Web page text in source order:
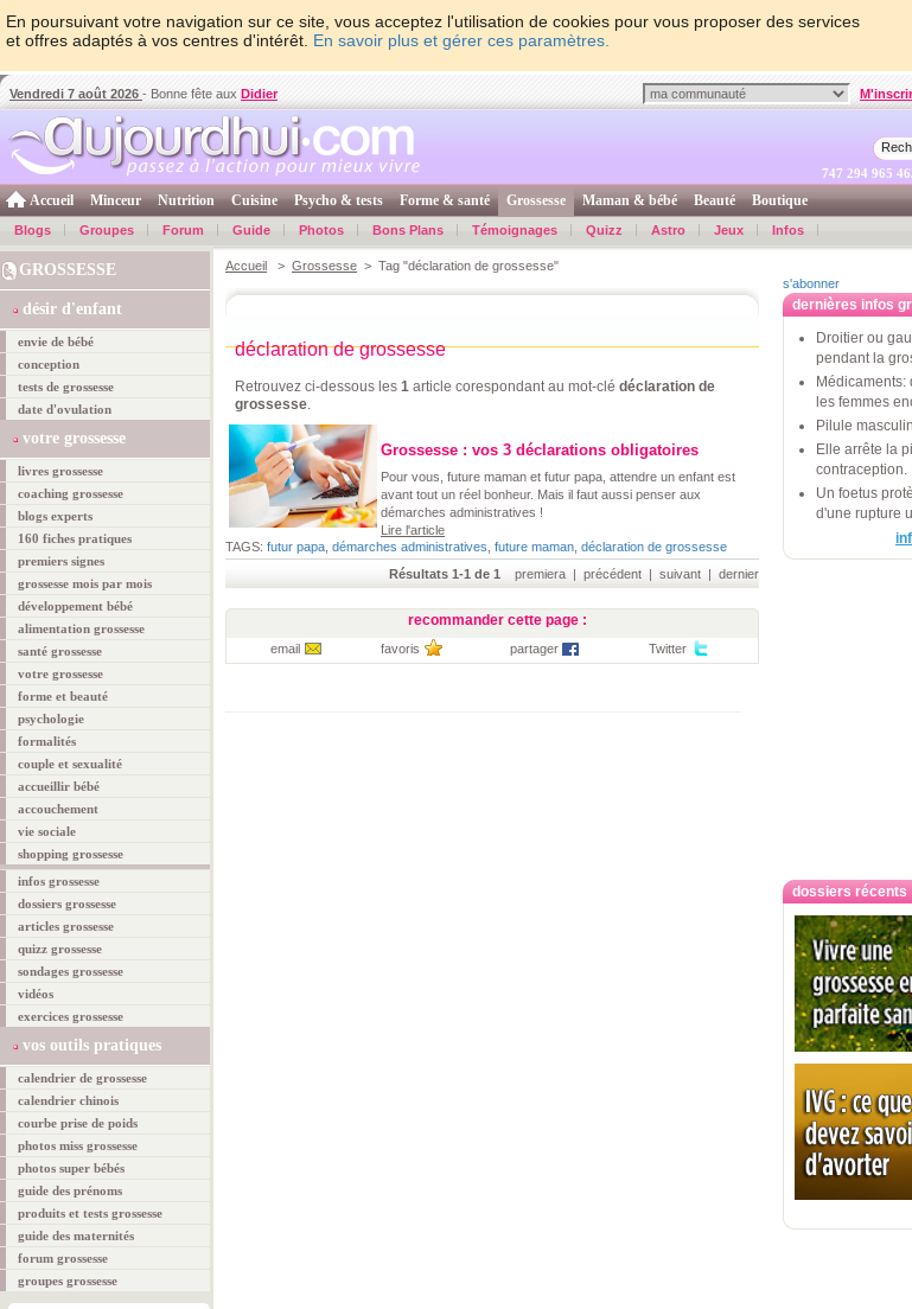
En poursuivant votre navigation sur ce site, vous acceptez l'utilisation de cookies pour vous proposer des services
et offres adaptés à vos centres d'intérêt. En savoir plus et gérer ces paramètres.
Vendredi 7 août 2026 - Bonne fête aux Didier
747 294 966
Accueil Minceur Nutrition Cuisine Psycho & tests Forme & santé Grossesse Maman & bébé Beauté Boutique
Blogs Groupes Forum Guide Photos Bons Plans Témoignages Quizz Astro Jeux Infos
GROSSESSE
désir d'enfant
envie de bébé
conception
tests de grossesse
date d'ovulation
votre grossesse
livres grossesse
coaching grossesse
blogs experts
160 fiches pratiques
premiers signes
grossesse mois par mois
développement bébé
alimentation grossesse
santé grossesse
votre grossesse
forme et beauté
psychologie
formalités
couple et sexualité
accueillir bébé
accouchement
vie sociale
shopping grossesse
infos grossesse
dossiers grossesse
articles grossesse
quizz grossesse
sondages grossesse
vidéos
exercices grossesse
vos outils pratiques
calendrier de grossesse
calendrier chinois
courbe prise de poids
photos miss grossesse
photos super bébés
guide des prénoms
produits et tests grossesse
guide des maternités
forum grossesse
groupes grossesse
Accueil > Grossesse > Tag "déclaration de grossesse"
déclaration de grossesse
Retrouvez ci-dessous les 1 article corespondant au mot-clé déclaration de
grossesse.
Grossesse : vos 3 déclarations obligatoires
Pour vous, future maman et futur papa, attendre un enfant est
avant tout un réel bonheur. Mais il faut aussi penser aux
démarches administratives !
Lire l'article
TAGS: futur papa démarches administratives future maman déclaration de grossesse
Résultats 1-1 de 1 premiera | précédent | suivant | dernier
recommander cette page :
email favoris partager Twitter
s'abonner
dernières infos
Droitier ou
pendant la
les femmes
Pilule
Elle arrête la
contraception.
Un foetus
d'une rupture
dossiers récents